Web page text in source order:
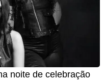
noite de celebração